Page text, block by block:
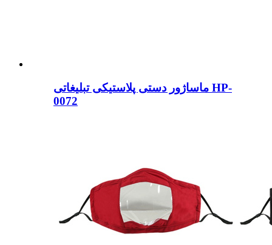
ماساژور دستی پلاستیکی تبلیغاتی HP-
0072